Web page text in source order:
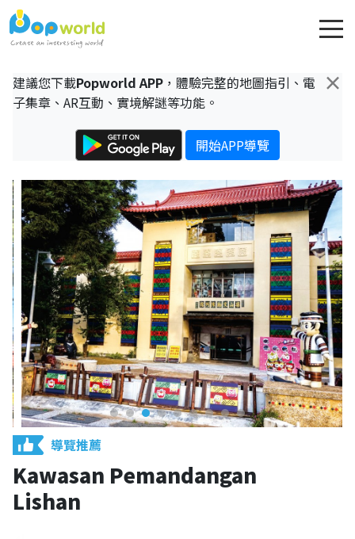
×
建議您下載Popworld APP ，體驗完整的地圖指引、電
子集章、AR互動、實境解謎等功能。
開始APP導覽
導覽推薦
Kawasan Pemandangan
Lishan